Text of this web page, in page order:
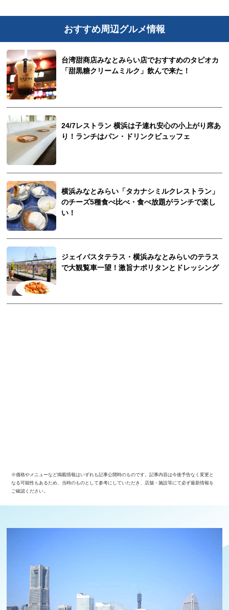
おすすめ周辺グルメ情報
台湾甜商店みなとみらい店でおすすめのタピオカ
「甜黒糖クリームミルク」飲んで来た！
24/7レストラン 横浜は子連れ安心の小上がり席あ
り！ランチはパン・ドリンクビュッフェ
横浜みなとみらい「タカナシミルクレストラン」
のチーズ5種食べ比べ・食べ放題がランチで楽し
い！
ジェイパスタテラス・横浜みなとみらいのテラス
で大観覧車一望！激旨ナポリタンとドレッシング
※価格やメニューなど掲載情報はいずれも記事公開時のものです。記事内容は今後予告なく変更と
なる可能性もあるため、当時のものとして参考にしていただき、店舗・施設等にて必ず最新情報を
ご確認ください。